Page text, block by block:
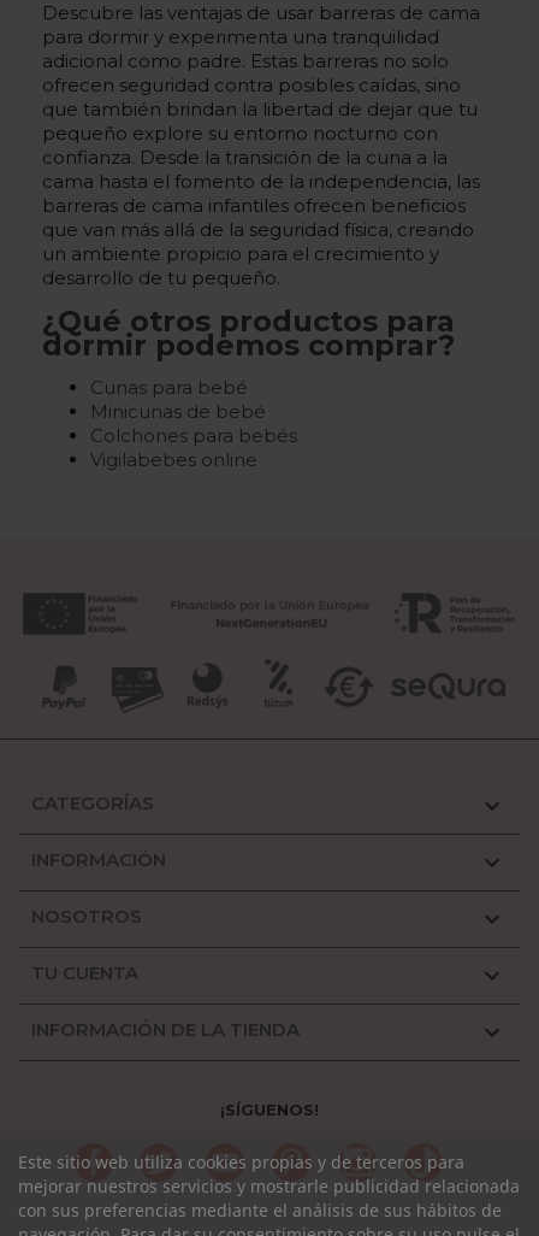
Descubre las ventajas de usar barreras de cama
para dormir y experimenta una tranquilidad
adicional como padre. Estas barreras no solo
ofrecen seguridad contra posibles caídas, sino
que también brindan la libertad de dejar que tu
pequeño explore su entorno nocturno con
confianza. Desde la transición de la cuna a la
cama hasta el fomento de la independencia, las
barreras de cama infantiles ofrecen beneficios
que van más allá de la seguridad física, creando
un ambiente propicio para el crecimiento y
desarrollo de tu pequeño.
¿Qué otros productos para
dormir podemos comprar?
Cunas para bebé
Minicunas de bebé
Colchones para bebés
Vigilabebes online
CATEGORÍAS 
INFORMACIÓN 
NOSOTROS 
TU CUENTA 
INFORMACIÓN DE LA TIENDA 
¡SÍGUENOS!
FacebookTwitter YouTubePinterestInstagramTikTok
Este sitio web utiliza cookies propias y de terceros para
mejorar nuestros servicios y mostrarle publicidad relacionada
con sus preferencias mediante el análisis de sus hábitos de